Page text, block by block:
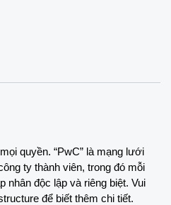
quyền. “PwC” là mạng lưới
ty thành viên, trong đó mỗi
nhân độc lập và riêng biệt. Vui
để biết thêm chi tiết.